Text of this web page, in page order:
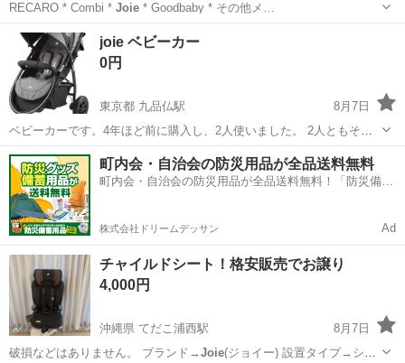
RECARO * Combi * Joie* Goodbaby * その他メ…
東京 昭島市 拝島駅
joie ベビーカー
0円
東京都 九品仏駅
8月7日
ベビーカーです。4年ほど前に購入し、2人使いました。 2人ともそこ
まで乗る方ではなかったですが、月に1度程度は使っていました。 持
ち手は破れていますが、カバーなどをつければ気にならないと思いま
す。 おもちゃなどは付きません...
東京 世田谷区 九品仏駅 ベビー用品
町内会・自治会の防災用品が全品送料無料
町内会・自治会の防災用品が全品送料無料！「防災備蓄
株式会社ドリームデッサン Ad
チャイルドシート！格安販売でお譲り
4,000円
沖縄県 てだこ浦西駅
8月7日
破損などはありません。 ブランド→Joie(ジョイー) 設置タイプ→シー